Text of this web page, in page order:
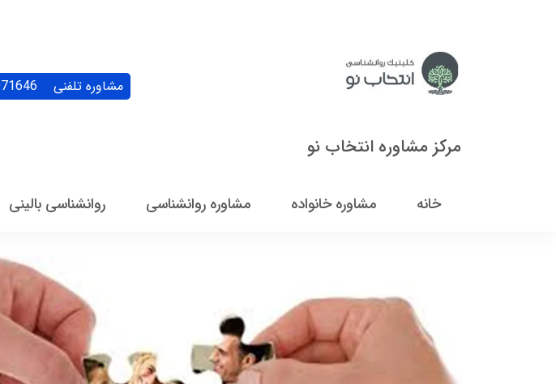
مرکز مشاوره انتخاب نو
مشاوره تلفنی
خانه مشاوره خانواده مشاوره روانشناسی روانشناسی بالینی